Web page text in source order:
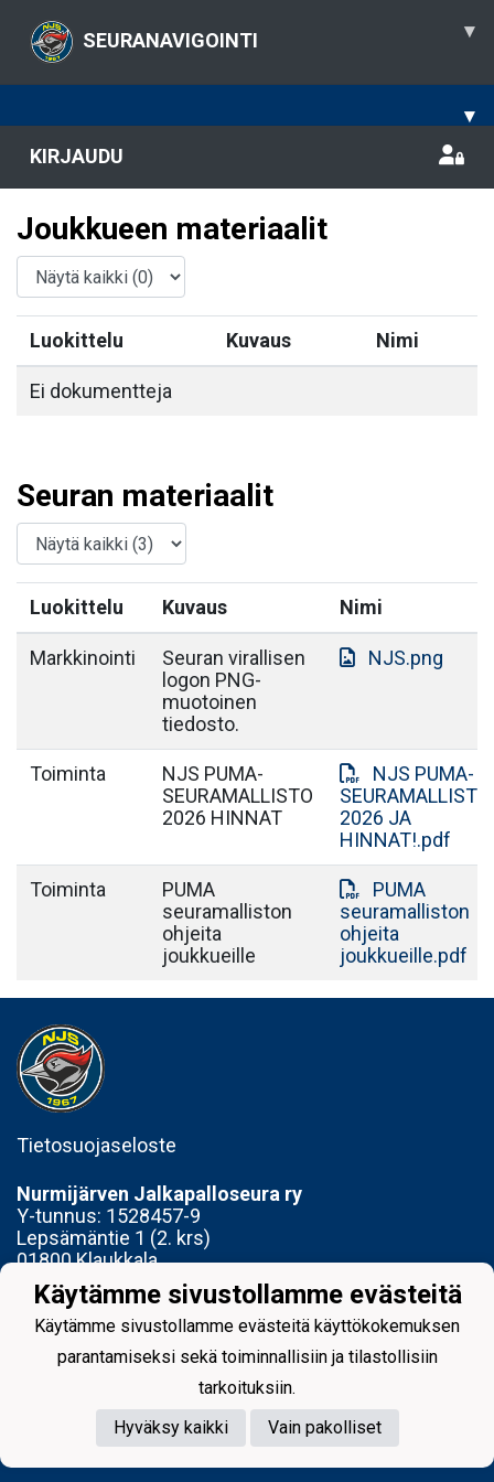
SEURANAVIGOINTI ▾
▾
KIRJAUDU
Joukkueen materiaalit
Luokittelu Kuvaus Nimi
Ei dokumentteja
Seuran materiaalit
Luokittelu Kuvaus Nimi
Markkinointi
Seuran virallisen
logon PNG-
muotoinen
tiedosto.
NJS.png
Toiminta
NJS PUMA-
SEURAMALLISTO
2026 HINNAT
NJS PUMA-
SEURAMALLISTO
2026 JA
HINNAT!.pdf
Toiminta
PUMA
seuramalliston
ohjeita
joukkueille
PUMA
seuramalliston
ohjeita
joukkueille.pdf
Tietosuojaseloste
Nurmijärven Jalkapalloseura ry
Y-tunnus: 1528457-9
Lepsämäntie 1 (2. krs)
01800 Klaukkala
Toimisto avoinna Ti 14-17 ja To 15-18
Powered by
Käytämme sivustollamme evästeitä
Käytämme sivustollamme evästeitä käyttökokemuksen
parantamiseksi sekä toiminnallisiin ja tilastollisiin
tarkoituksiin.
Hyväksy kaikki
Vain pakolliset